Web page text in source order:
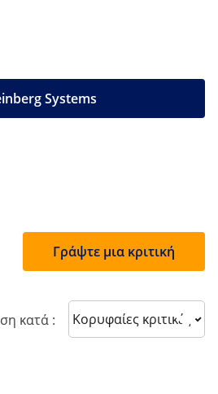
Systems
Γράψτε μια κριτική
κατά : Sort reviews